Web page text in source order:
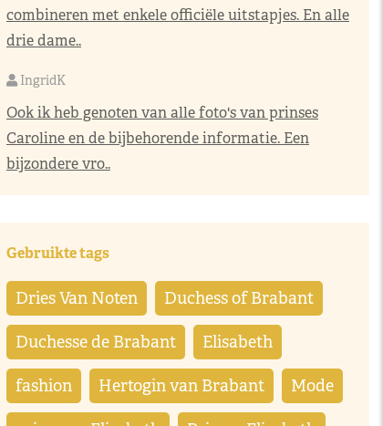
combineren met enkele officiële uitstapjes. En alle
drie dame..
IngridK
Ook ik heb genoten van alle foto's van prinses
Caroline en de bijbehorende informatie. Een
bijzondere vro..
Gebruikte tags
Dries Van Noten Duchess of Brabant
Duchesse de Brabant Elisabeth
fashion Hertogin van Brabant Mode